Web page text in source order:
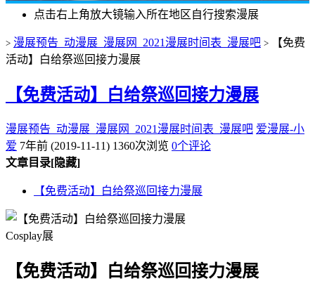
点击右上角放大镜输入所在地区自行搜索漫展
> 漫展预告_动漫展_漫展网_2021漫展时间表_漫展吧 >
【免费
活动】白给祭巡回接力漫展
【免费活动】白给祭巡回接力漫展
漫展预告_动漫展_漫展网_2021漫展时间表_漫展吧 爱漫展-小
爱 7年前 (2019-11-11) 1360次浏览 0个评论
文章目录[隐藏]
【免费活动】白给祭巡回接力漫展
Cosplay展
【免费活动】白给祭巡回接力漫展